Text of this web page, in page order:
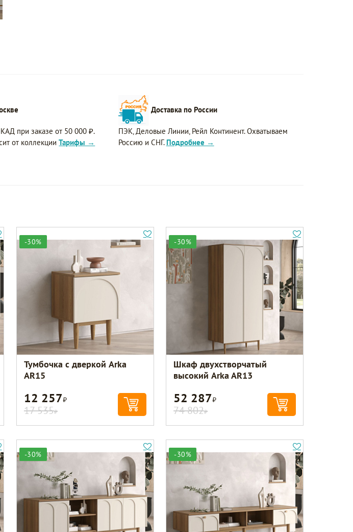
при заказе от 50 000 ₽.
от коллекцииТарифы →
Доставка по России
ПЭК, Деловые Линии, Рейл Континент. Охватываем
Россию и СНГ. Подробнее →
-30%
Тумбочка с дверкой Arka
AR15
12 257Р
17 535Р
-30%
Шкаф двухстворчатый
высокий Arka AR13
52 287Р
74 802Р
-30% -30%